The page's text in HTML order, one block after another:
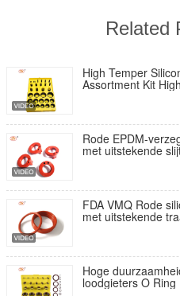
Related
High Temper
Assortment Kit
Rode EPDM-
met uitstekende
FDA VMQ Rode
met uitstekende
Hoge
loodgieters O